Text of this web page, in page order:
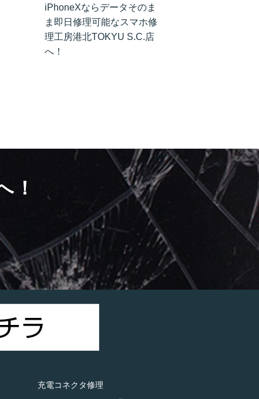
iPhoneXならデータそのま
ま即日修理可能なスマホ修
理工房港北TOKYU S.C.店
へ！
！
充電コネクタ修理